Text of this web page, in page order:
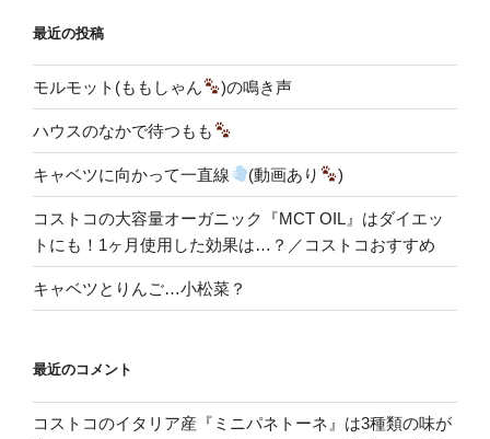
最近の投稿
モルモット(ももしゃん )の鳴き声
ハウスのなかで待つもも
キャベツに向かって一直線 (動画あり )
コストコの大容量オーガニック『MCT OIL』はダイエッ
トにも！1ヶ月使用した効果は…？／コストコおすすめ
キャベツとりんご…小松菜？
最近のコメント
コストコのイタリア産『ミニパネトーネ』は3種類の味が